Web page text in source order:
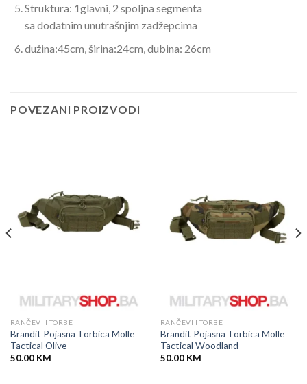
Struktura: 1glavni, 2 spoljna segmenta
sa dodatnim unutrašnjim zadžepcima
dužina:45cm, širina:24cm, dubina: 26cm
POVEZANI PROIZVODI
RANČEVI I TORBE
Brandit Pojasna Torbica Molle
Tactical Olive
50.00 KM
RANČEVI I TORBE
Brandit Pojasna Torbica Molle
Tactical Woodland
50.00 KM